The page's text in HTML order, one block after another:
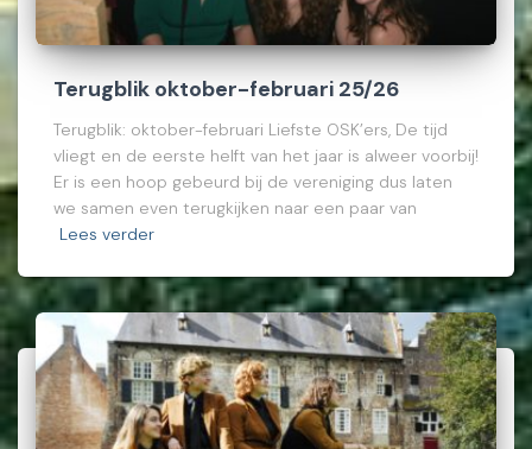
Terugblik oktober-februari 25/26
Terugblik: oktober-februari Liefste OSK’ers, De tijd
vliegt en de eerste helft van het jaar is alweer voorbij!
Er is een hoop gebeurd bij de vereniging dus laten
we samen even terugkijken naar een paar van
Lees verder